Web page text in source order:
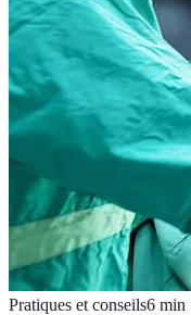
Pratiques et conseils6 min